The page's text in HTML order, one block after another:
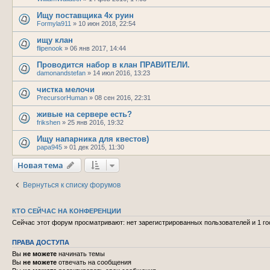
Ищу поставщика 4х руин
Formyla911 » 10 июн 2018, 22:54
ищу клан
flipenook » 06 янв 2017, 14:44
Проводится набор в клан ПРАВИТЕЛИ.
damonandstefan » 14 июл 2016, 13:23
чистка мелочи
PrecursorHuman » 08 сен 2016, 22:31
живые на сервере есть?
frikshen » 25 янв 2016, 19:32
Ищу напарника для квестов)
papa945 » 01 дек 2015, 11:30
Новая тема
Вернуться к списку форумов
КТО СЕЙЧАС НА КОНФЕРЕНЦИИ
Сейчас этот форум просматривают: нет зарегистрированных пользователей и 1
ПРАВА ДОСТУПА
Вы не можете начинать темы
Вы не можете отвечать на сообщения